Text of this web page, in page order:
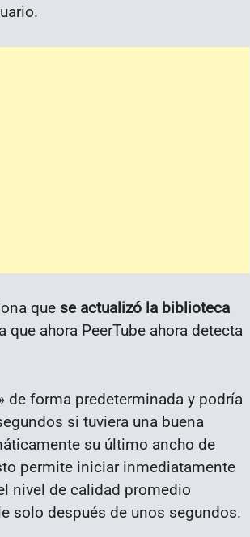
que se actualizó la biblioteca
que ahora PeerTube ahora detecta
de forma predeterminada y podría
si tuviera una buena
su último ancho de
permite iniciar inmediatamente
nivel de calidad promedio
solo después de unos segundos.